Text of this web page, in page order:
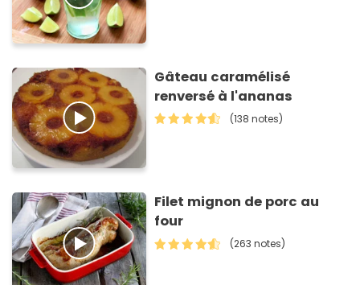
Gâteau caramélisé
renversé à l'ananas
(138 notes)
Filet mignon de porc au
four
(263 notes)